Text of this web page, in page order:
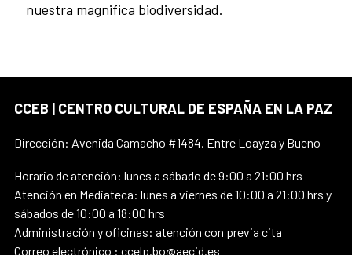
nuestra magnifica biodiversidad.
CCEB | CENTRO CULTURAL DE ESPAÑA EN LA PAZ
Dirección: Avenida Camacho #1484. Entre Loayza y Bueno
Horario de atención: lunes a sábado de 9:00 a 21:00 hrs
Atención en Mediateca: lunes a viernes de 10:00 a 21:00 hrs y
sábados de 10:00 a 18:00 hrs
Administración y oficinas: atención con previa cita
Correo electrónico : ccelp.bo@aecid.es